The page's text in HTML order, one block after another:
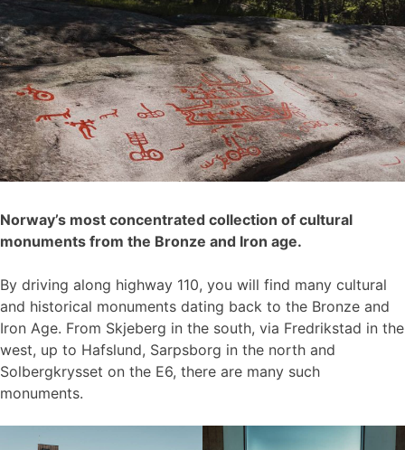
Norway’s most concentrated collection of cultural
monuments from the Bronze and Iron age.
By driving along highway 110, you will find many cultural
and historical monuments dating back to the Bronze and
Iron Age. From Skjeberg in the south, via Fredrikstad in the
west, up to Hafslund, Sarpsborg in the north and
Solbergkrysset on the E6, there are many such
monuments.